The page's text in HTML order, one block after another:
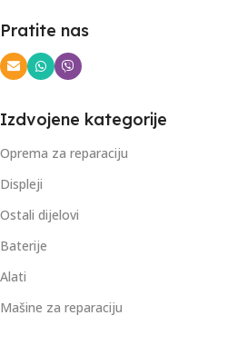
Pratite nas
Izdvojene kategorije
Oprema za reparaciju
Displeji
Ostali dijelovi
Baterije
Alati
Mašine za reparaciju